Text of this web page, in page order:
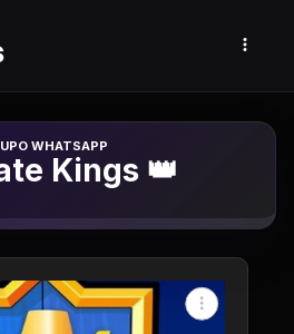
de Whatsapp
Kings 👑